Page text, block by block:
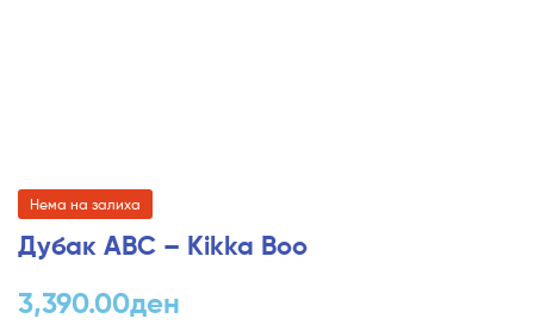
Нема на залиха
Дубак ABC – Kikka Boo
3,390.00ден